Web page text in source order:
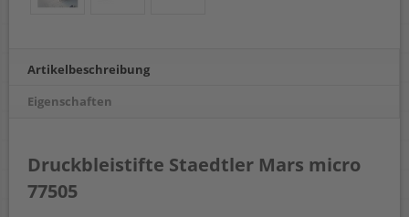
Artikelbeschreibung
Eigenschaften
Druckbleistifte Staedtler Mars micro
77505